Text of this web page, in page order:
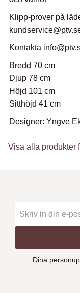
Klipp-prover på
Kontakta
Bredd 70 cm
Djup 78 cm
Höjd 101 cm
Sitthöjd 41 cm
Designer: Yngve
Visa alla produkter
Dina